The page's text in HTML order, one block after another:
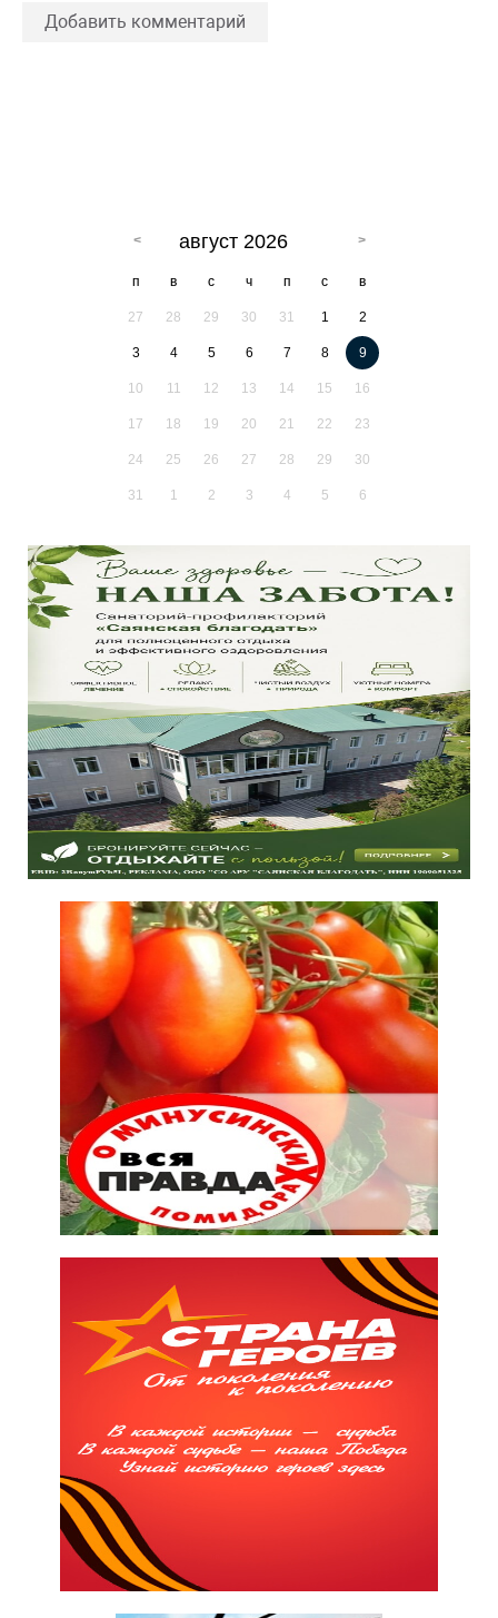
Добавить комментарий
август 2026
п в с ч п с в
27 28 29 30 31 1 2
3 4 5 6 7 8 9
10 11 12 13 14 15 16
17 18 19 20 21 22 23
24 25 26 27 28 29 30
31 1 2 3 4 5 6